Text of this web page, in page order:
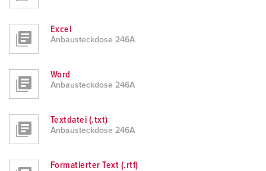
Excel
Anbausteckdose 246A
Word
Anbausteckdose 246A
Textdatei (.txt)
Anbausteckdose 246A
Formatierter Text (.rtf)